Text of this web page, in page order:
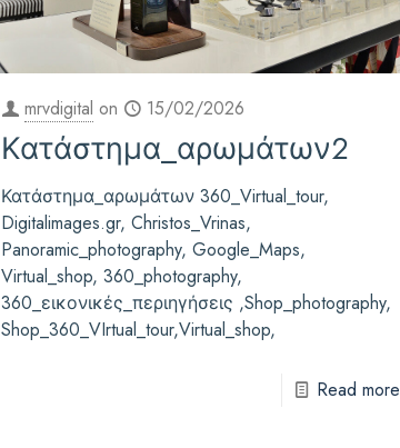
mrvdigital on 15/02/2026
Κατάστημα_αρωμάτων2
Κατάστημα_αρωμάτων 360_Virtual_tour,
Digitalimages.gr, Christos_Vrinas,
Panoramic_photography, Google_Maps,
Virtual_shop, 360_photography,
360_εικονικές_περιηγήσεις ,Shop_photography,
Shop_360_VIrtual_tour,Virtual_shop,
Read more